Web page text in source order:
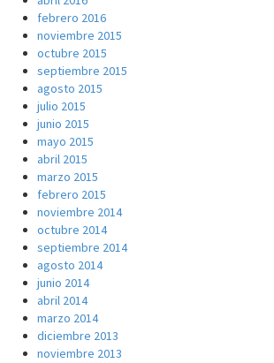
febrero 2016
noviembre 2015
octubre 2015
septiembre 2015
agosto 2015
julio 2015
junio 2015
mayo 2015
abril 2015
marzo 2015
febrero 2015
noviembre 2014
octubre 2014
septiembre 2014
agosto 2014
junio 2014
abril 2014
marzo 2014
diciembre 2013
noviembre 2013